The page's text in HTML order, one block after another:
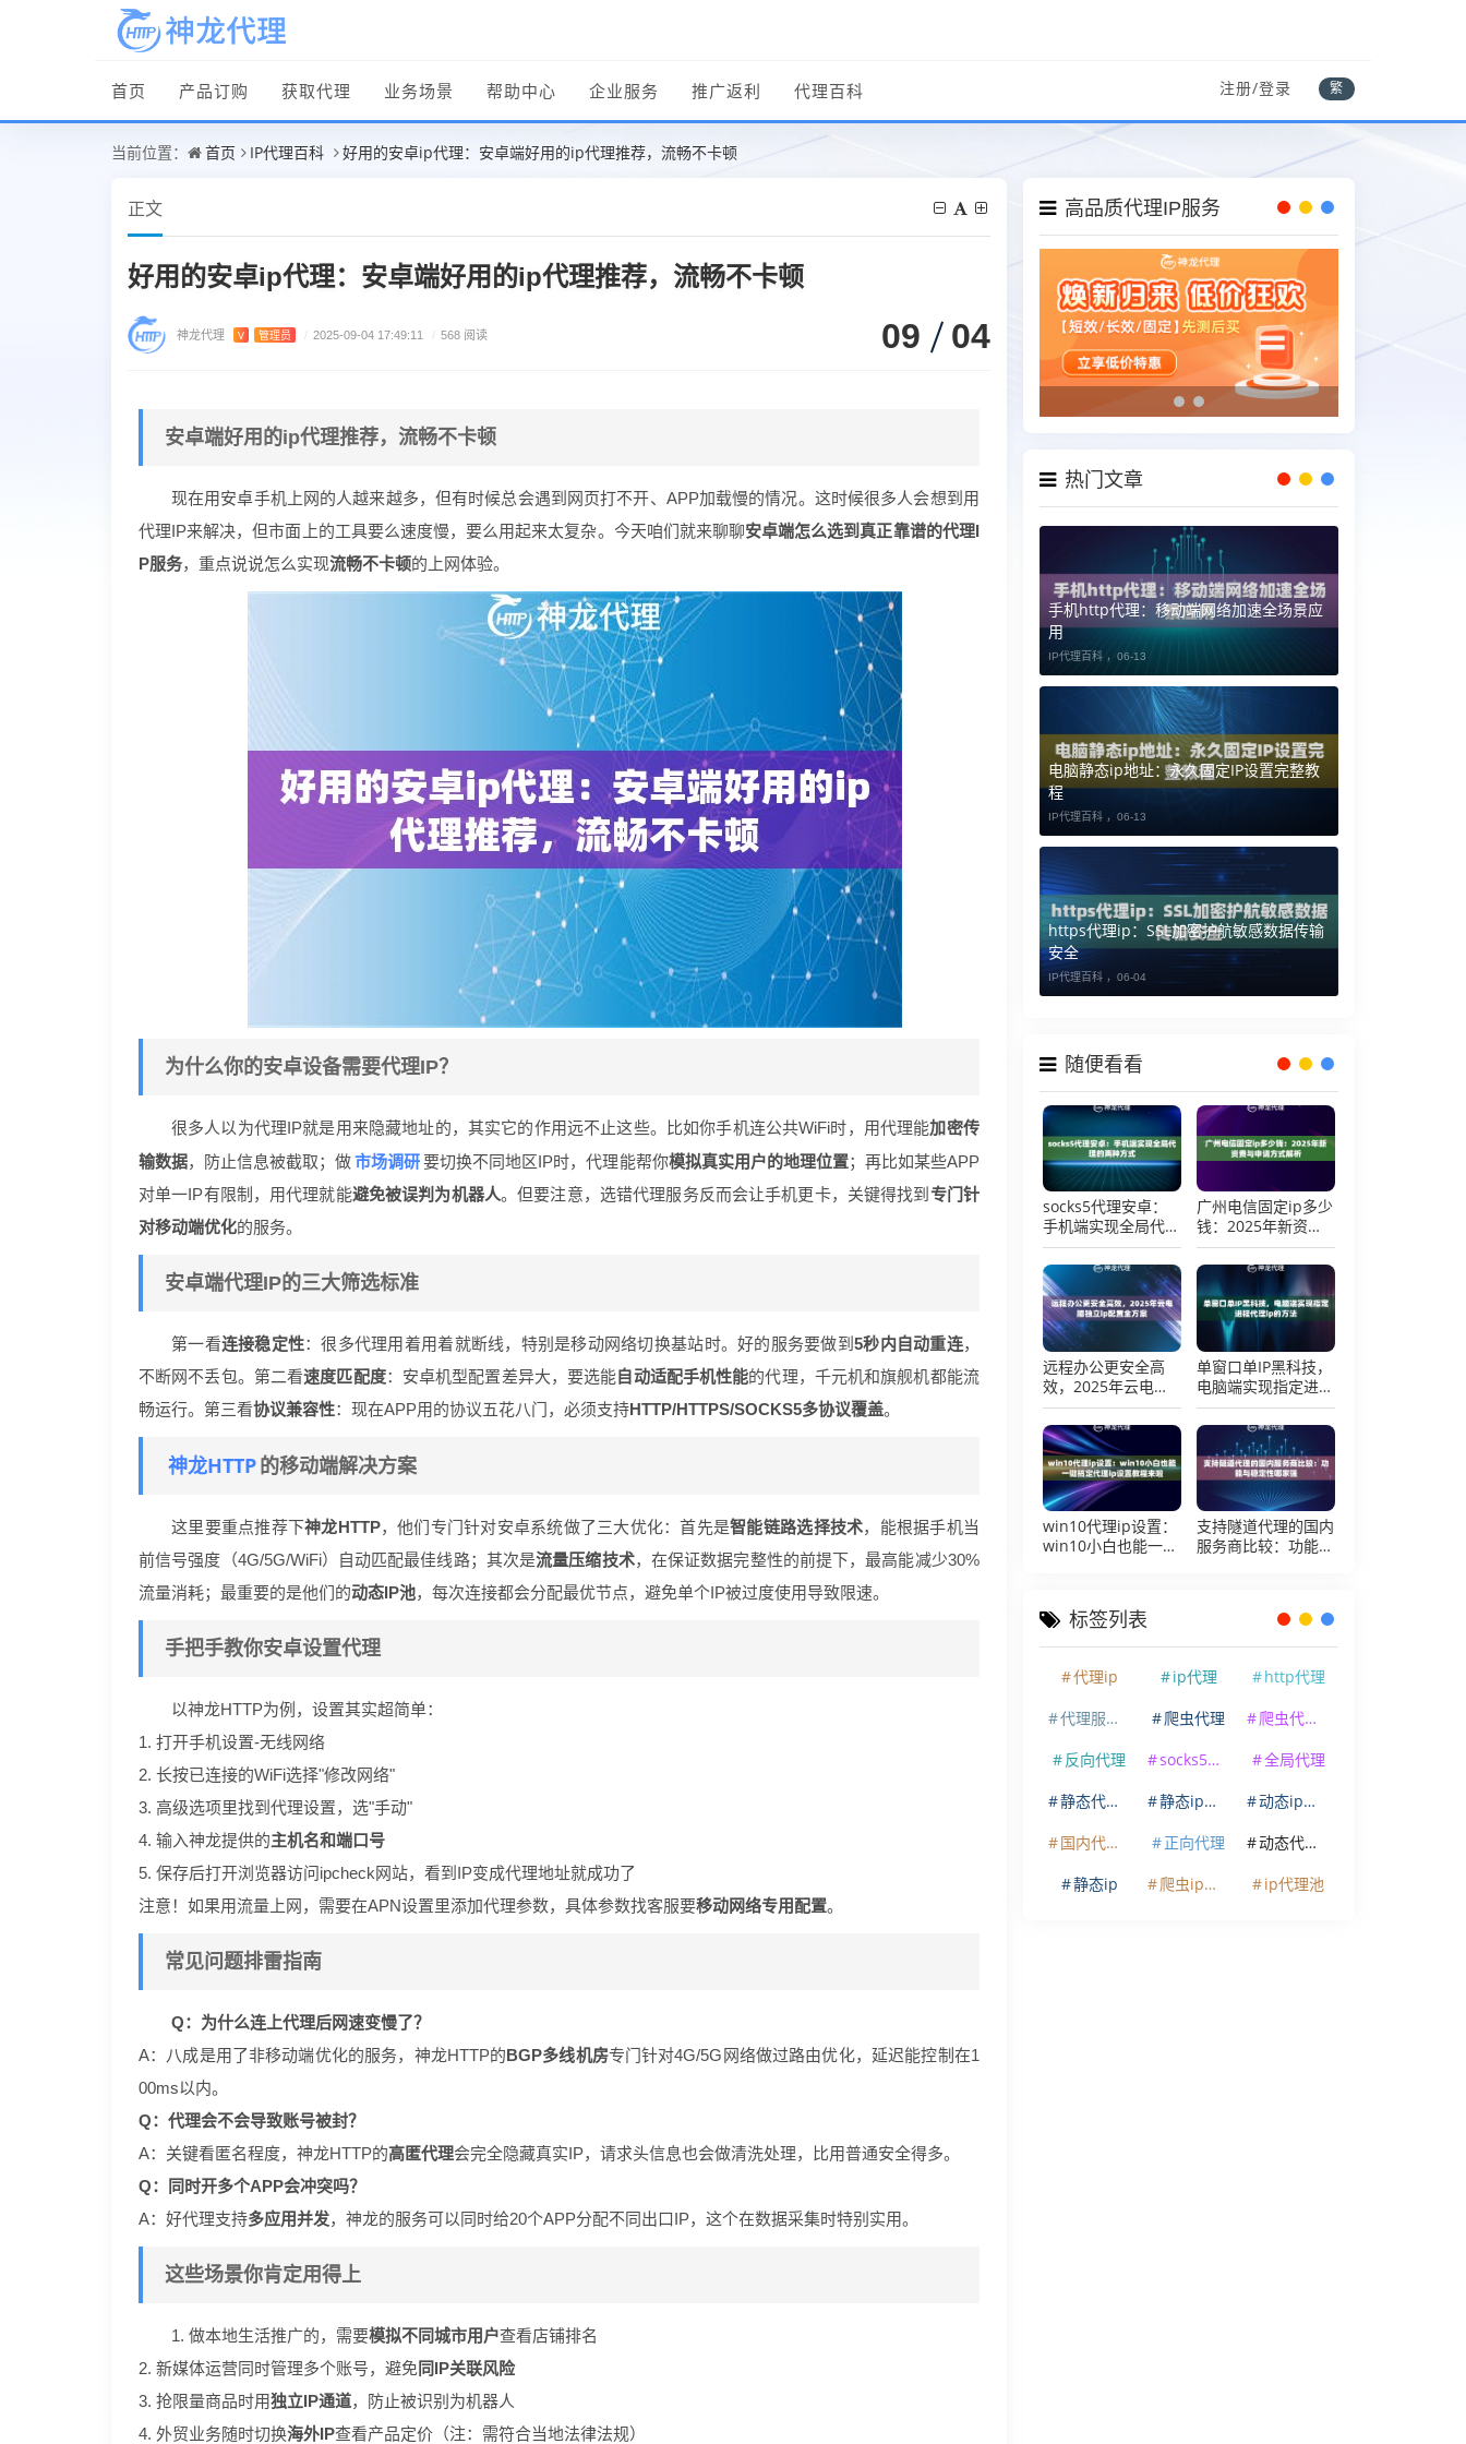
首页 产品订购 获取代理 业务场景 帮助中心 企业服务 推广返利 代理百科 注册/登录 繁
当前位置： 首页 IP代理百科 好用的安卓ip代理：安卓端好用的ip代理推荐，流畅不卡顿
正文
好用的安卓ip代理：安卓端好用的ip代理推荐，流畅不卡顿
神龙代理 V 管理员 / 2025-09-04 17:49:11 / 568 阅读 09 04
安卓端好用的ip代理推荐，流畅不卡顿
现在用安卓手机上网的人越来越多，但有时候总会遇到网页打不开、APP加载慢的情况。这时候很多人会想到用
代理IP来解决，但市面上的工具要么速度慢，要么用起来太复杂。今天咱们就来聊聊安卓端怎么选到真正靠谱的代理I
P服务，重点说说怎么实现流畅不卡顿的上网体验。
为什么你的安卓设备需要代理IP？
很多人以为代理IP就是用来隐藏地址的，其实它的作用远不止这些。比如你手机连公共WiFi时，用代理能加密传
输数据，防止信息被截取；做市场调研要切换不同地区IP时，代理能帮你模拟真实用户的地理位置；再比如某些APP
对单一IP有限制，用代理就能避免被误判为机器人。但要注意，选错代理服务反而会让手机更卡，关键得找到 专门针
对移动端优化的服务。
安卓端代理IP的三大筛选标准
第一看连接稳定性：很多代理用着用着就断线，特别是移动网络切换基站时。好的服务要做到 5秒内自动重连，
不断网不丢包。第二看速度匹配度：安卓机型配置差异大，要选能自动适配手机性能的代理，千元机和旗舰机都能流
畅运行。第三看协议兼容性：现在APP用的协议五花八门，必须支持HTTP/HTTPS/SOCKS5多协议覆盖。
神龙HTTP 的移动端解决方案
这里要重点推荐下神龙HTTP，他们专门针对安卓系统做了三大优化：首先是智能链路选择技术，能根据手机当
前信号强度（4G/5G/WiFi）自动匹配最佳线路；其次是流量压缩技术，在保证数据完整性的前提下，最高能减少30%
流量消耗；最重要的是他们的动态IP池，每次连接都会分配最优节点，避免单个IP被过度使用导致限速。
手把手教你安卓设置代理
以神龙HTTP为例，设置其实超简单：
1. 打开手机设置-无线网络
2. 长按已连接的WiFi选择"修改网络"
3. 高级选项里找到代理设置，选"手动"
4. 输入神龙提供的主机名和端口号
5. 保存后打开浏览器访问ipcheck网站，看到IP变成代理地址就成功了
注意！如果用流量上网，需要在APN设置里添加代理参数，具体参数找客服要移动网络专用配置。
常见问题排雷指南
Q：为什么连上代理后网速变慢了？
A：八成是用了非移动端优化的服务，神龙HTTP的BGP多线机房专门针对4G/5G网络做过路由优化，延迟能控制在1
00ms以内。
Q：代理会不会导致账号被封？
A：关键看匿名程度，神龙HTTP的高匿代理会完全隐藏真实IP，请求头信息也会做清洗处理，比用普通安全得多。
Q：同时开多个APP会冲突吗？
A：好代理支持多应用并发，神龙的服务可以同时给20个APP分配不同出口IP，这个在数据采集时特别实用。
这些场景你肯定用得上
1. 做本地生活推广的，需要模拟不同城市用户查看店铺排名
2. 新媒体运营同时管理多个账号，避免同IP关联风险
3. 抢限量商品时用独立IP通道，防止被识别为机器人
4. 外贸业务随时切换海外IP查看产品定价（注：需符合当地法律法规）
高品质代理IP服务
热门文章
手机http代理：移动端网络加速全场景应
用
IP代理百科 ， 06-13
电脑静态ip地址：永久固定IP设置完整教
程
IP代理百科 ， 06-13
https代理ip：SSL加密护航敏感数据传输
安全
IP代理百科 ， 06-04
随便看看
socks5代理安卓：
手机端实现全局代理
的两种方式
广州电信固定ip多少
钱：2025年新资费
与申请方式解析
远程办公更安全高
效，2025年云电脑
独立ip配置全方案
单窗口单IP黑科技，
电脑端实现指定进程
代理ip的方法
win10代理ip设置：
win10小白也能一键
支持隧道代理的国内
服务商比较：功能与
标签列表
代理ip ip代理
http代理
代理服务器
爬虫代理
爬虫代理ip
反向代理
socks5代理
全局代理
静态代理ip
静态ip代理
动态ip代理
国内代理ip
正向代理
动态代理ip
静态ip
爬虫ip代理 ip代理池